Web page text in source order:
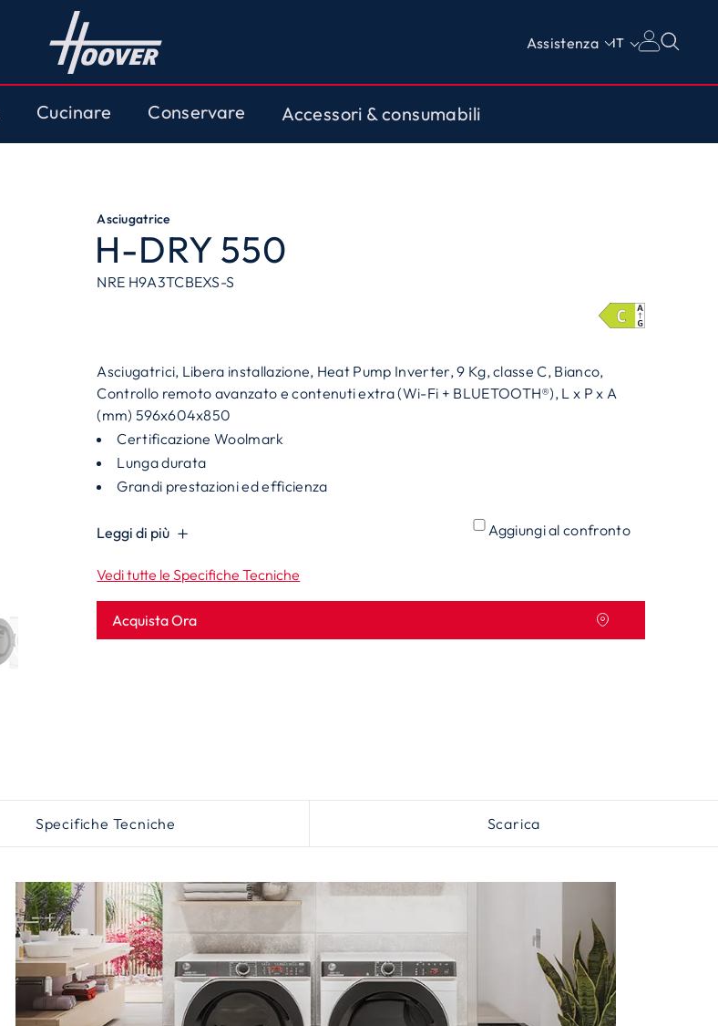
Assistenza IT
Cucinare Conservare Accessori & consumabili
Asciugatrice
H-DRY 550
NRE H9A3TCBEXS-S
Asciugatrici, Libera installazione, Heat Pump Inverter, 9 Kg, classe C, Bianco,
Controllo remoto avanzato e contenuti extra (Wi-Fi + BLUETOOTH®), L x P x A
(mm) 596x604x850
Certificazione Woolmark
Lunga durata
Grandi prestazioni ed efficienza
Leggi di più Aggiungi al confronto
Vedi tutte le Specifiche Tecniche
Acquista Ora
Specifiche Tecniche Scarica